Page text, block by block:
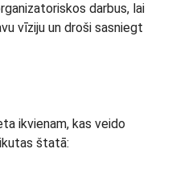
darbus, lai
vīziju un droši sasniegt
ikvienam, kas veido
štatā: